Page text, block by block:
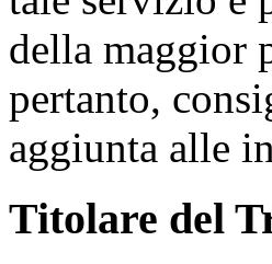
della maggior
pertanto,
aggiunta alle
Titolare del